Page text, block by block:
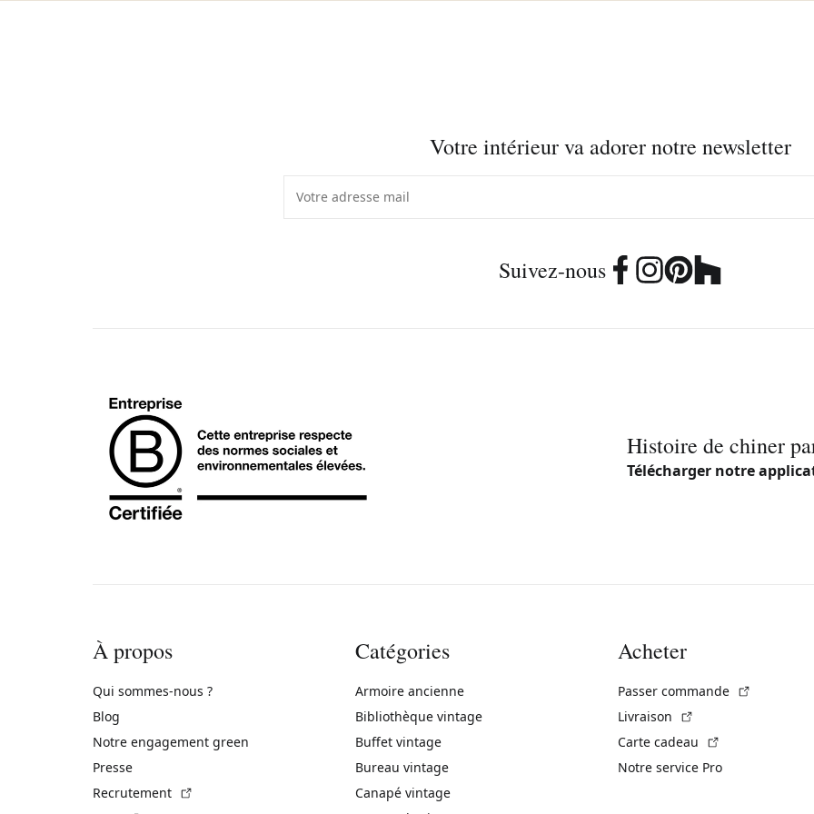
Votre intérieur va adorer notre newsletter
Suivez-nous
Histoire de chiner
Télécharger notre
À propos
Qui sommes-nous ?
Blog
Notre engagement green
Presse
Recrutement
Catégories
Armoire ancienne
Bibliothèque vintage
Buffet vintage
Bureau vintage
Canapé vintage
Acheter
Passer commande
Livraison
Carte cadeau
Notre service Pro